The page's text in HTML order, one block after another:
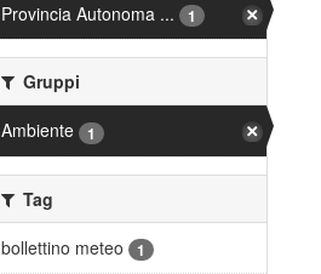
Provincia Autonoma ...
1
Gruppi
Ambiente
1
Tag
bollettino meteo
1